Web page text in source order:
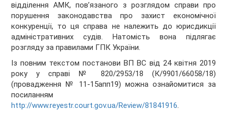
відділення АМК, пов’язаного з розглядом справи про
порушення законодавства про захист економічної
конкуренції, то ця справа не належить до юрисдикції
адміністративних судів. Натомість вона підлягає
розгляду за правилами ГПК України.
Із повним текстом постанови ВП ВС від 24 квітня 2019
року у справі № 820/2953/18 (К/9901/66058/18)
(провадження № 11-15апп19) можна ознайомитися за
посиланням
http://www.reyestr.court.gov.ua/Review/81841916.